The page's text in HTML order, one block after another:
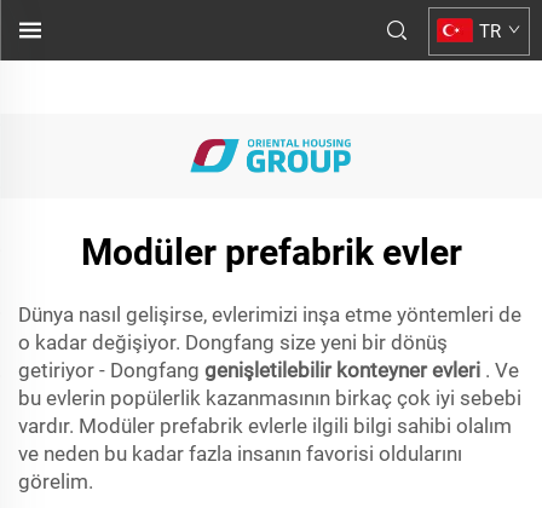
TR
Modüler prefabrik evler
Dünya nasıl gelişirse, evlerimizi inşa etme yöntemleri de
o kadar değişiyor. Dongfang size yeni bir dönüş
getiriyor - Dongfang genişletilebilir konteyner evleri . Ve
bu evlerin popülerlik kazanmasının birkaç çok iyi sebebi
vardır. Modüler prefabrik evlerle ilgili bilgi sahibi olalım
ve neden bu kadar fazla insanın favorisi oldularını
görelim.